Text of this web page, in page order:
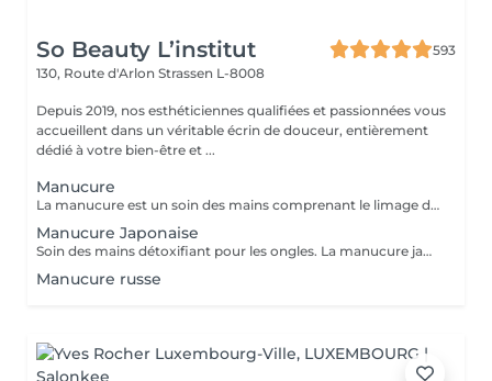
So Beauty L’institut
593
130, Route d'Arlon Strassen L-8008
Depuis 2019, nos esthéticiennes qualifiées et passionnées vous
accueillent dans un véritable écrin de douceur, entièrement
dédié à votre bien-être et ...
Manucure
La manucure est un soin des mains comprenant le limage des ongles, la pousse et la coupe des cuticules, gommage, massage avec crème de soin et application d'un vernis transparent si désiré.
Manucure Japonaise
Soin des mains détoxifiant pour les ongles. La manucure japonaise consiste à polir et nettoyer les ongles en profondeur pour ensuite les nourrir avec une pâte à base de cire d'abeille qui va oxygéner l'ongle. L'ongle ressort brillant naturellement et pour une durée de 3 semaines. Comprend le limage des ongles, la pousse et la coupe des cuticules, polissage, application de la pâte à base de cire d'abeille et de la poudre fixante, gommage, massage avec crème de soin et application d'un vernis transparent si désiré.
Manucure russe